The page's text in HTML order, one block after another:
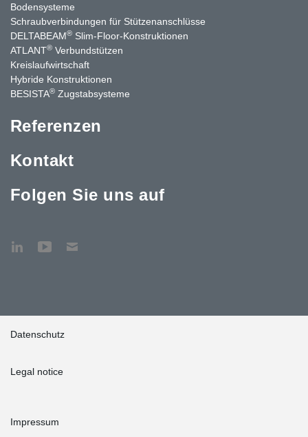
Bodensysteme
Schraubverbindungen für Stützen­anschlüsse
DELTABEAM® Slim-Floor-Konstruktionen
ATLANT® Verbundstützen
Kreislaufwirtschaft
Hybride Konstruktionen
BESISTA® Zugstabsysteme
Referenzen
Kontakt
Folgen Sie uns auf
Datenschutz
Legal notice
Impressum